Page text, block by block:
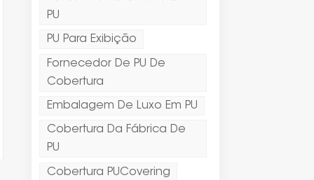
PU
PU Para Exibição
Fornecedor De PU De
Cobertura
Embalagem De Luxo Em PU
Cobertura Da Fábrica De
PU
Cobertura PUCovering